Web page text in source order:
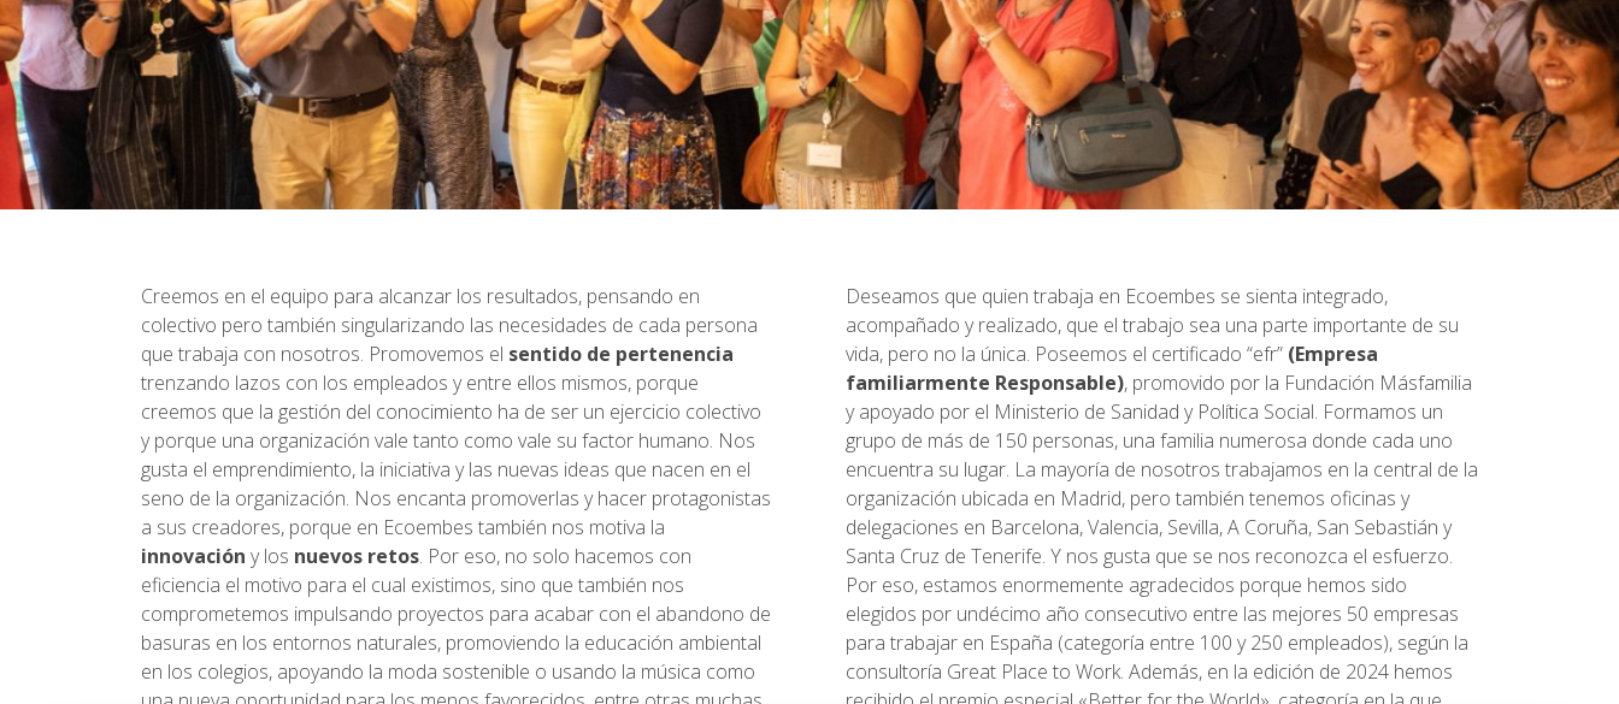
Creemos en el equipo para alcanzar los resultados, pensando en
colectivo pero también singularizando las necesidades de cada persona
que trabaja con nosotros. Promovemos el sentido de pertenencia
trenzando lazos con los empleados y entre ellos mismos, porque
creemos que la gestión del conocimiento ha de ser un ejercicio colectivo
y porque una organización vale tanto como vale su factor humano. Nos
gusta el emprendimiento, la iniciativa y las nuevas ideas que nacen en el
seno de la organización. Nos encanta promoverlas y hacer protagonistas
a sus creadores, porque en Ecoembes también nos motiva la
innovación y los nuevos retos. Por eso, no solo hacemos con
eficiencia el motivo para el cual existimos, sino que también nos
comprometemos impulsando proyectos para acabar con el abandono de
basuras en los entornos naturales, promoviendo la educación ambiental
en los colegios, apoyando la moda sostenible o usando la música como
Deseamos que quien trabaja en Ecoembes se sienta integrado,
acompañado y realizado, que el trabajo sea una parte importante de su
vida, pero no la única. Poseemos el certificado “efr” (Empresa
familiarmente Responsable), promovido por la Fundación Másfamilia
y apoyado por el Ministerio de Sanidad y Política Social. Formamos un
grupo de más de 150 personas, una familia numerosa donde cada uno
encuentra su lugar. La mayoría de nosotros trabajamos en la central de la
organización ubicada en Madrid, pero también tenemos oficinas y
delegaciones en Barcelona, Valencia, Sevilla, A Coruña, San Sebastián y
Santa Cruz de Tenerife. Y nos gusta que se nos reconozca el esfuerzo.
Por eso, estamos enormemente agradecidos porque hemos sido
elegidos por undécimo año consecutivo entre las mejores 50 empresas
para trabajar en España (categoría entre 100 y 250 empleados), según la
consultoría Great Place to Work. Además, en la edición de 2024 hemos